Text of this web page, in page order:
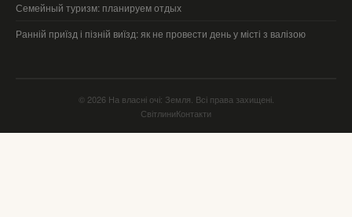
Семейный туризм: планируем отдых
Ранній приїзд і пізній виїзд: як не провести день у місті з валізою
© 2026 На власні очі: Земля. Всі права захищені.
СвітлиниКонтакти